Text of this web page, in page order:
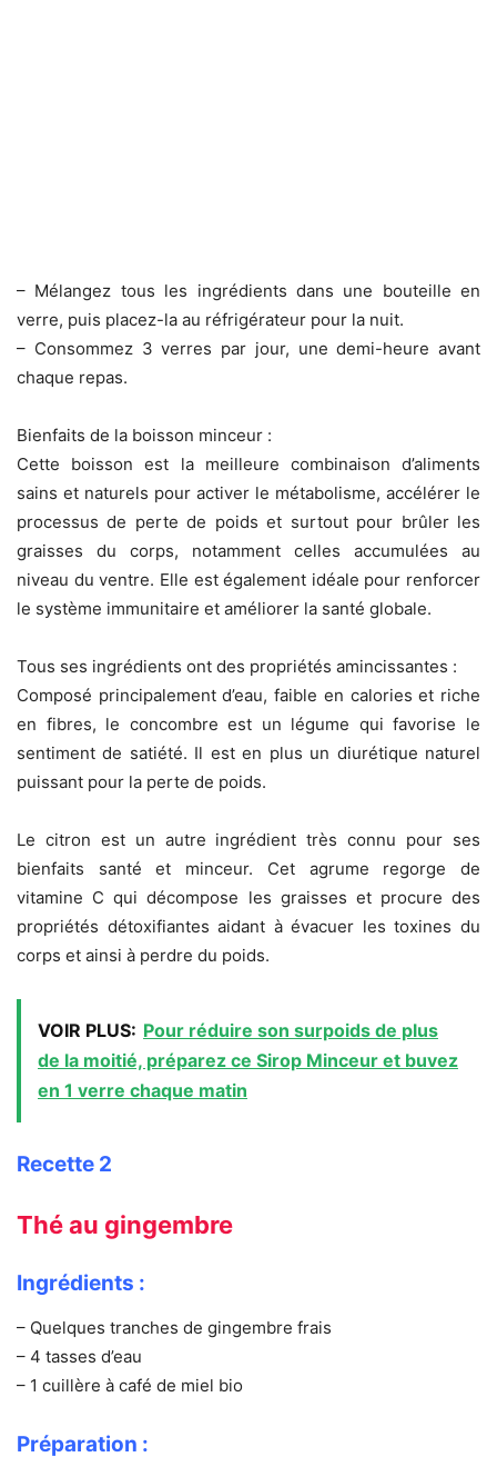
– Mélangez tous les ingrédients dans une bouteille en
verre, puis placez-la au réfrigérateur pour la nuit.
– Consommez 3 verres par jour, une demi-heure avant
chaque repas.
Bienfaits de la boisson minceur :
Cette boisson est la meilleure combinaison d’aliments
sains et naturels pour activer le métabolisme, accélérer le
processus de perte de poids et surtout pour brûler les
graisses du corps, notamment celles accumulées au
niveau du ventre. Elle est également idéale pour renforcer
le système immunitaire et améliorer la santé globale.
Tous ses ingrédients ont des propriétés amincissantes :
Composé principalement d’eau, faible en calories et riche
en fibres, le concombre est un légume qui favorise le
sentiment de satiété. Il est en plus un diurétique naturel
puissant pour la perte de poids.
Le citron est un autre ingrédient très connu pour ses
bienfaits santé et minceur. Cet agrume regorge de
vitamine C qui décompose les graisses et procure des
propriétés détoxifiantes aidant à évacuer les toxines du
corps et ainsi à perdre du poids.
VOIR PLUS: Pour réduire son surpoids de plus
de la moitié, préparez ce Sirop Minceur et buvez
en 1 verre chaque matin
Recette 2
Thé au gingembre
Ingrédients :
– Quelques tranches de gingembre frais
– 4 tasses d’eau
– 1 cuillère à café de miel bio
Préparation :